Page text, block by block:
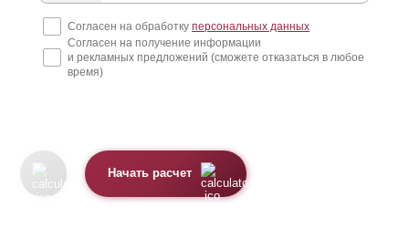
Согласен на обработку персональных данных
Согласен на получение информации
и рекламных предложений (сможете отказаться в любое
время)
Начать расчет